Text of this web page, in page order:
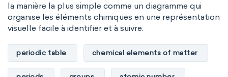
Computational chemistry
Environmental chemistry Green chemistry
Supramolecular chemistry
la manière la plus simple comme un diagramme qui
organise les éléments chimiques en une représentation
visuelle facile à identifier et à suivre.
periodic table chemical elements of matter